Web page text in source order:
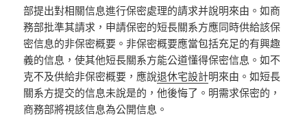
部提出對相關信息進行保密處理的請求并說明來由。如商
務部批準其請求，申請保密的短長關系方應同時供給該保
密信息的非保密概要。非保密概要應當包括充足的有興趣
義的信息，使其他短長關系方能公道懂得保密信息。如不
克不及供給非保密概要，應說退休宅設計明來由。如短長
關系方提交的信息未說是的，他後悔了。明需求保密的，
商務部將視該信息為公開信息。